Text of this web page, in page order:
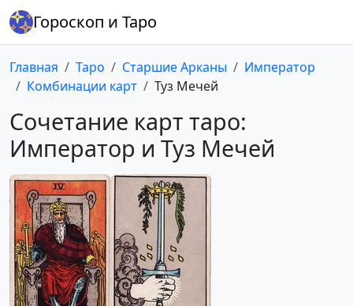
Гороскоп и Таро
Главная Таро Старшие Арканы
Император
Комбинации карт
Туз Мечей
Сочетание карт таро:
Император и Туз Мечей